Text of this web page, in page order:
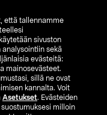
että tallennamme
sivuston
analysointiin sekä
evästeitä:
mainosevästeet.
sillä ne ovat
kannalta. Voit
Asetukset. Evästeiden
milloin